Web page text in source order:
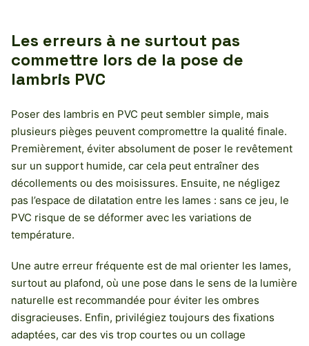
Les erreurs à ne surtout pas
commettre lors de la pose de
lambris PVC
Poser des lambris en PVC peut sembler simple, mais
plusieurs pièges peuvent compromettre la qualité finale.
Premièrement, éviter absolument de poser le revêtement
sur un support humide, car cela peut entraîner des
décollements ou des moisissures. Ensuite, ne négligez
pas l’espace de dilatation entre les lames : sans ce jeu, le
PVC risque de se déformer avec les variations de
température.
Une autre erreur fréquente est de mal orienter les lames,
surtout au plafond, où une pose dans le sens de la lumière
naturelle est recommandée pour éviter les ombres
disgracieuses. Enfin, privilégiez toujours des fixations
adaptées, car des vis trop courtes ou un collage